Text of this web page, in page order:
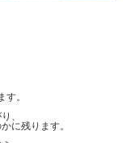
。
、
に残ります。